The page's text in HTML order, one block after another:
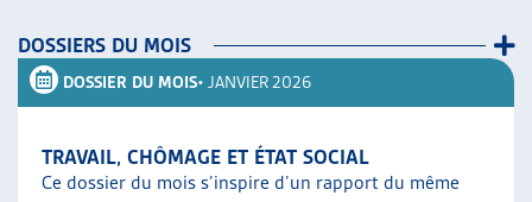
DOSSIERS DU MOIS
DOSSIER DU MOIS• JANVIER 2026
TRAVAIL, CHÔMAGE ET ÉTAT SOCIAL
Ce dossier du mois s’inspire d’un rapport du même